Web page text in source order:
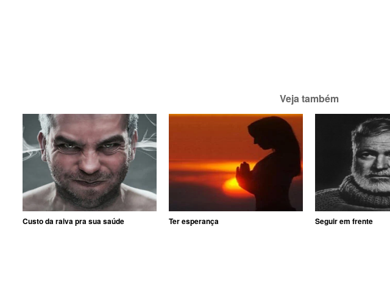
Veja também
Custo da raiva pra sua saúde Ter esperança Seguir em frente